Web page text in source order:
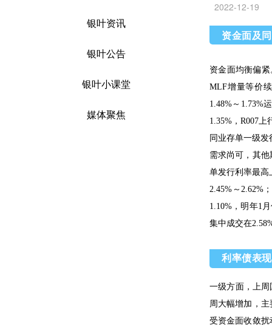
银叶资讯
银叶公告
银叶小课堂
媒体聚焦
2022-12-19
资金面及
资金面均衡偏
MLF增量等价
1.48%～1.73%
1.35%，R007上
同业存单一级
需求尚可，其他
单发行利率最高
2.45%～2.62%
1.10%，明年1
集中成交在
利率债表现
一级方面，上周
周大幅增加，
受资金面收敛